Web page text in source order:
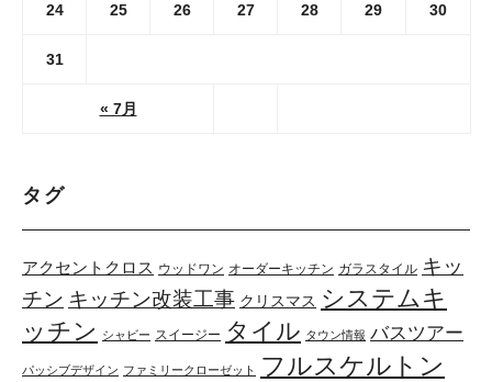
« 7月
24 25 26 27 28 29 30
31
タグ
アクセントクロス ウッドワン オーダーキッチン ガラスタイル キッ
チン キッチン改装工事 クリスマス システムキ
ッチン
シャビー スイージー タイル タウン情報 バスツアー
パッシブデザイン ファミリークローゼット
フルスケルトン